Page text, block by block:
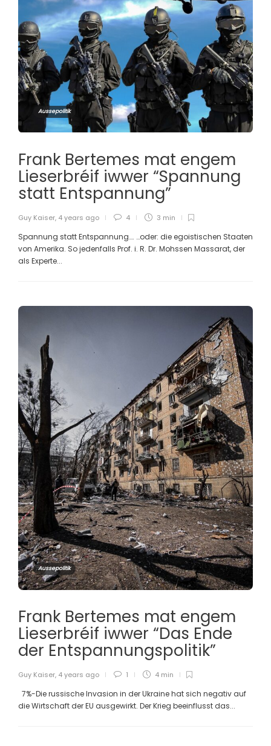
Aussepolitik
Frank Bertemes mat engem
Lieserbréif iwwer “Spannung
statt Entspannung”
Guy Kaiser, 4 years ago 4 3 min
Spannung statt Entspannung…. …oder: die egoistischen Staaten
von Amerika. So jedenfalls Prof. i. R. Dr. Mohssen Massarat, der
als Experte...
Aussepolitik
Frank Bertemes mat engem
Lieserbréif iwwer “Das Ende
der Entspannungspolitik”
Guy Kaiser, 4 years ago 1 4 min
7%-Die russische Invasion in der Ukraine hat sich negativ auf
die Wirtschaft der EU ausgewirkt. Der Krieg beeinflusst das...